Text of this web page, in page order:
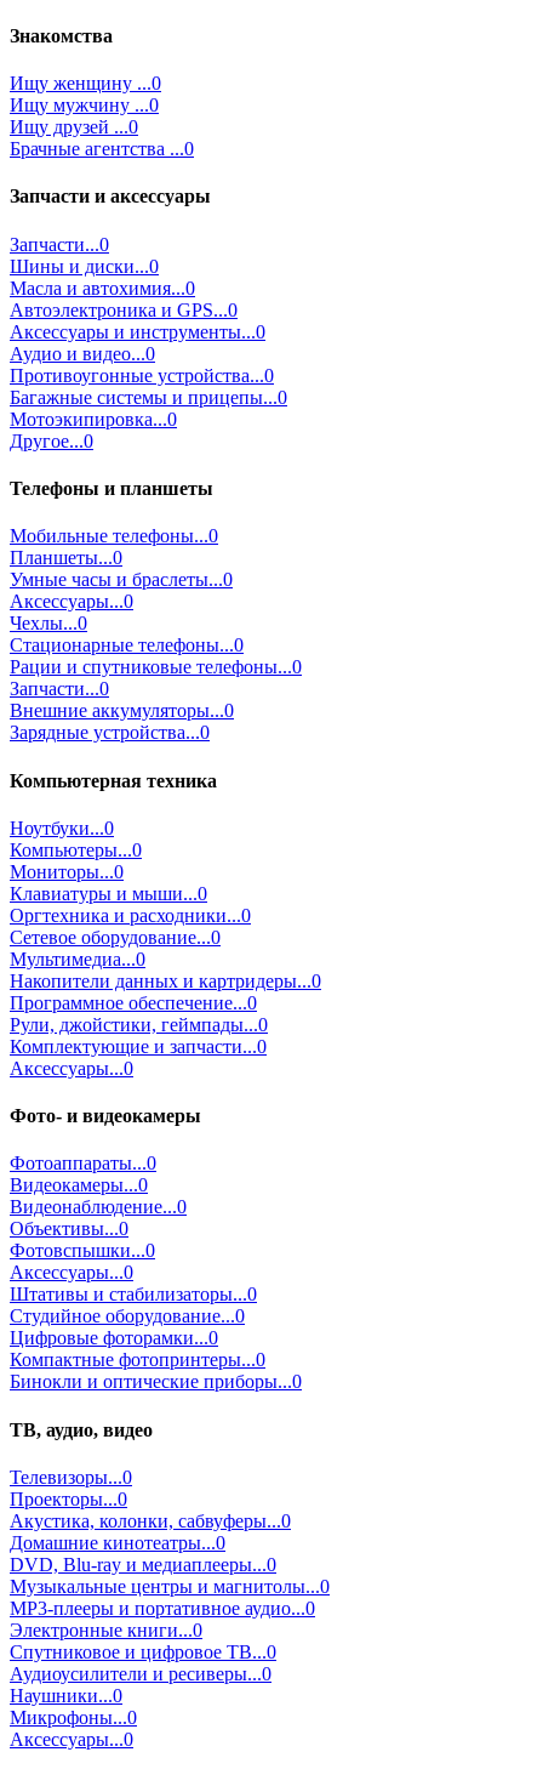
Знакомства
Ищу женщину ...0
Ищу мужчину ...0
Ищу друзей ...0
Брачные агентства ...0
Запчасти и аксессуары
Запчасти...0
Шины и диски...0
Масла и автохимия...0
Автоэлектроника и GPS...0
Аксессуары и инструменты...0
Аудио и видео...0
Противоугонные устройства...0
Багажные системы и прицепы...0
Мотоэкипировка...0
Другое...0
Телефоны и планшеты
Мобильные телефоны...0
Планшеты...0
Умные часы и браслеты...0
Аксессуары...0
Чехлы...0
Стационарные телефоны...0
Рации и спутниковые телефоны...0
Запчасти...0
Внешние аккумуляторы...0
Зарядные устройства...0
Компьютерная техника
Ноутбуки...0
Компьютеры...0
Мониторы...0
Клавиатуры и мыши...0
Оргтехника и расходники...0
Сетевое оборудование...0
Мультимедиа...0
Накопители данных и картридеры...0
Программное обеспечение...0
Рули, джойстики, геймпады...0
Комплектующие и запчасти...0
Аксессуары...0
Фото- и видеокамеры
Фотоаппараты...0
Видеокамеры...0
Видеонаблюдение...0
Объективы...0
Фотовспышки...0
Аксессуары...0
Штативы и стабилизаторы...0
Студийное оборудование...0
Цифровые фоторамки...0
Компактные фотопринтеры...0
Бинокли и оптические приборы...0
ТВ, аудио, видео
Телевизоры...0
Проекторы...0
Акустика, колонки, сабвуферы...0
Домашние кинотеатры...0
DVD, Blu-ray и медиаплееры...0
Музыкальные центры и магнитолы...0
MP3-плееры и портативное аудио...0
Электронные книги...0
Спутниковое и цифровое ТВ...0
Аудиоусилители и ресиверы...0
Наушники...0
Микрофоны...0
Аксессуары...0